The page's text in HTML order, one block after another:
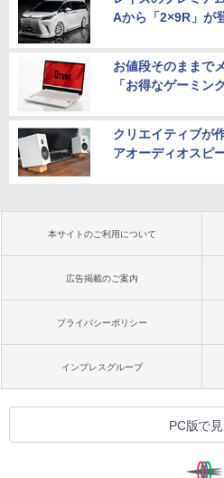
Aから「2×9R」が
お値段そのままで
「お得なゲーミン
クリエイティブが
アオーディオスピ
本サイトのご利用について
広告掲載のご案内
プライバシーポリシー
インプレスグループ
PC版で